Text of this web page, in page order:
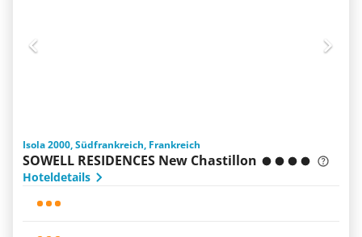
Isola 2000, Südfrankreich, Frankreich
SOWELL RESIDENCES New Chastillon
Hoteldetails